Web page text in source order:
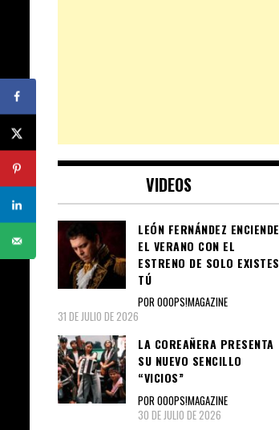
VIDEOS
LEÓN FERNÁNDEZ ENCIENDE
EL VERANO CON EL
ESTRENO DE SOLO EXISTES
TÚ
POR OOOPS!MAGAZINE
31 DE JULIO DE 2026
LA COREAÑERA PRESENTA
SU NUEVO SENCILLO
“VICIOS”
POR OOOPS!MAGAZINE
30 DE JULIO DE 2026